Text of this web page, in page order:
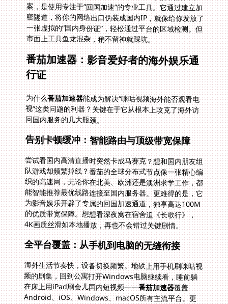
市面上工具鱼龙混杂，稍不留神就踩坑。
番茄加速器：影音爱好者的海外娱乐通
行证
为什么番茄加速器能成为解决“咪咕视频海外能否观看电
视”这类问题的利器？关键在于它从根本上攻克了海外访
问国内服务的几大瓶颈。
告别卡顿缓冲：智能路由与顶级带宽保障
尝试看国内高清直播时突然卡成马赛克？想和国内朋友组
队游戏却频繁掉线？番茄的全球分布式节点像一张精心编
织的高速网，无论你在北美、欧洲还是澳洲求学工作，都
能智能推荐最优线路连接至国内服务器。更难得的是，它
为影音娱乐开辟了专属的回国加速通道，独享高达100M
的优质带宽保障。想想看深夜窝在宿舍追《长歌行》，
4K画质丝滑如本地播放，再也不会错过关键剧情。
全平台覆盖：从手机到电脑的无缝衔接
海外生活节奏快，设备切换频繁。地铁上用手机刷咪咕视
频的剧集，回到公寓打开Windows电脑继续看，睡前躺
在床上用iPad刷会儿国内短视频——番茄加速器覆盖
Android、iOS、Windows、macOS所有主流平台。更
重要的是，它支持单个账号同时在多个设备启用，不用来
回切换账户。家里老人用iPad看国内戏曲直播，你自己用
手机刷B站，伴侣用电脑处理国内工作文件，大家各取所